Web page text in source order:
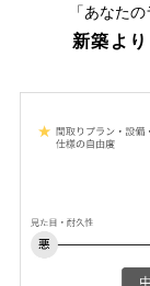
「あなた
新築よ